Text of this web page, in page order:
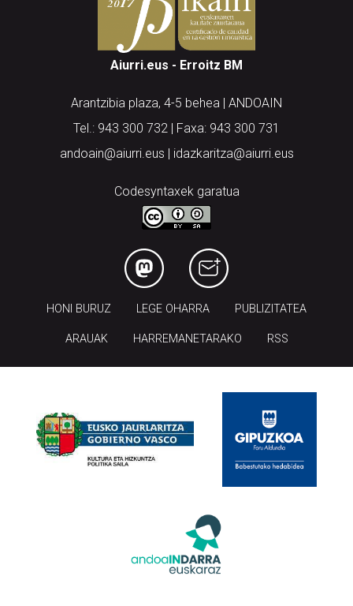
Aiurri.eus - Erroitz BM
Arantzibia plaza, 4-5 behea | ANDOAIN
Tel.: 943 300 732 | Faxa: 943 300 731
andoain@aiurri.eus | idazkaritza@aiurri.eus
Codesyntaxek garatua
HONI BURUZ LEGE OHARRA PUBLIZITATEA
ARAUAK HARREMANETARAKO RSS